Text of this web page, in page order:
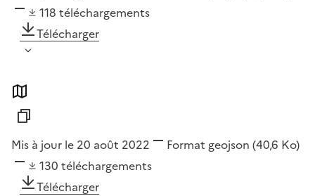
118 téléchargements
Télécharger
Mis à jour le 20 août 2022 Format geojson (40,6 Ko)
130 téléchargements
Télécharger